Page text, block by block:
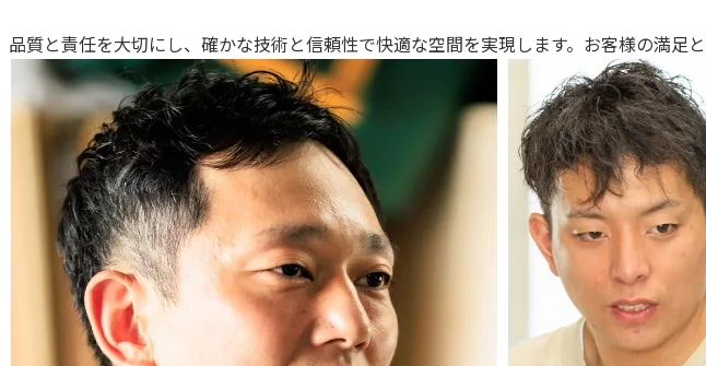
品質と責任を⼤切にし、確かな技術と信頼性で快適な空間を実現します。お客様の満⾜